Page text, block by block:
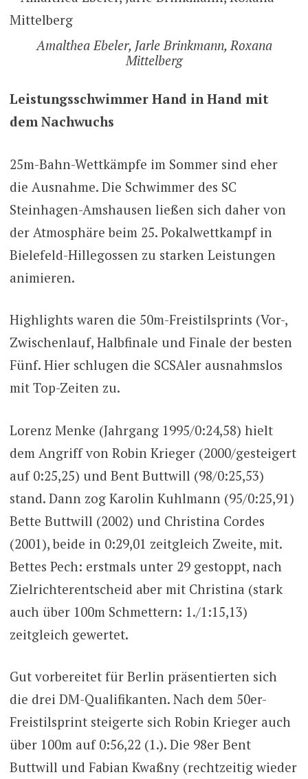
Amalthea Ebeler, Jarle Brinkmann, Roxana
Mittelberg
Leistungsschwimmer Hand in Hand mit
dem Nachwuchs
25m-Bahn-Wettkämpfe im Sommer sind eher
die Ausnahme. Die Schwimmer des SC
Steinhagen-Amshausen ließen sich daher von
der Atmosphäre beim 25. Pokalwettkampf in
Bielefeld-Hillegossen zu starken Leistungen
animieren.
Highlights waren die 50m-Freistilsprints (Vor-,
Zwischenlauf, Halbfinale und Finale der besten
Fünf. Hier schlugen die SCSAler ausnahmslos
mit Top-Zeiten zu.
Lorenz Menke (Jahrgang 1995/0:24,58) hielt
dem Angriff von Robin Krieger (2000/gesteigert
auf 0:25,25) und Bent Buttwill (98/0:25,53)
stand. Dann zog Karolin Kuhlmann (95/0:25,91)
Bette Buttwill (2002) und Christina Cordes
(2001), beide in 0:29,01 zeitgleich Zweite, mit.
Bettes Pech: erstmals unter 29 gestoppt, nach
Zielrichterentscheid aber mit Christina (stark
auch über 100m Schmettern: 1./1:15,13)
zeitgleich gewertet.
Gut vorbereitet für Berlin präsentierten sich
die drei DM-Qualifikanten. Nach dem 50er-
Freistilsprint steigerte sich Robin Krieger auch
über 100m auf 0:56,22 (1.). Die 98er Bent
Buttwill und Fabian Kwaßny (rechtzeitig wieder